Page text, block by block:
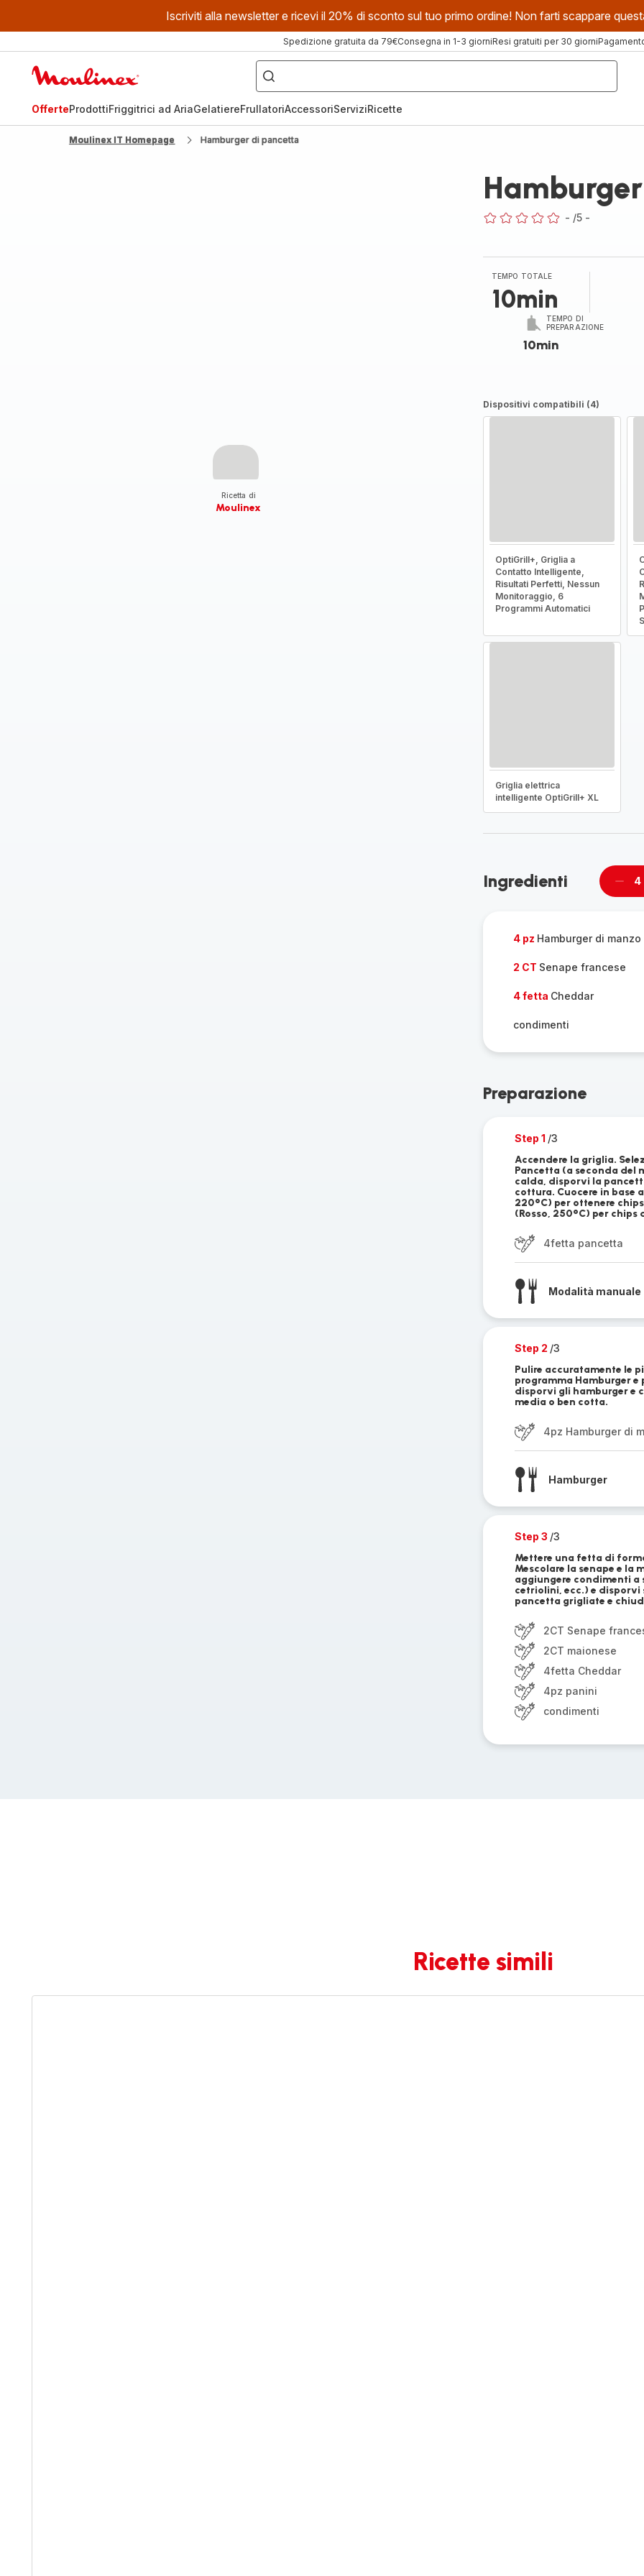
Iscriviti alla newsletter e ricevi il 20% di sconto sul tuo primo ordine! Non farti scappare
Spedizione gratuita da 79€Consegna in 1-3 giorniResi gratuiti per 30 giorni
Cosa
stai
cercando?
OfferteProdottiFriggitrici ad AriaGelatiereFrullatoriAccessoriServiziRicette
Moulinex IT Homepage Hamburger di pancetta
Ricetta di
Moulinex
- /5 -
TEMPO TOTALE
10min
TEMPO DI
PREPARAZIONE
10min
Dispositivi compatibili (4)
OptiGrill+, Griglia a
Contatto Intelligente,
Risultati Perfetti, Nessun
Monitoraggio, 6
Programmi Automatici
Griglia elettrica
intelligente OptiGrill+ XL
Ingredienti 4
4 pz Hamburger di manzo
2 CT Senape francese
4 fetta Cheddar
condimenti
Preparazione
Step 1 /3
Accendere la griglia.
Pancetta (a seconda del
calda, disporvi la
cottura. Cuocere in base
220°C) per ottenere
(Rosso, 250°C) per
4fetta pancetta
Modalità
Step 2 /3
Pulire accuratamente le
programma Hamburger e
disporvi gli hamburger e
media o ben cotta.
4pz Hamburger di
Hamburger
Step 3 /3
Mettere una fetta di
Mescolare la senape e la
aggiungere condimenti
cetriolini, ecc.) e disporvi
pancetta grigliate e
2CT Senape
2CT maionese
4fetta Cheddar
4pz panini
condimenti
Ricette simili